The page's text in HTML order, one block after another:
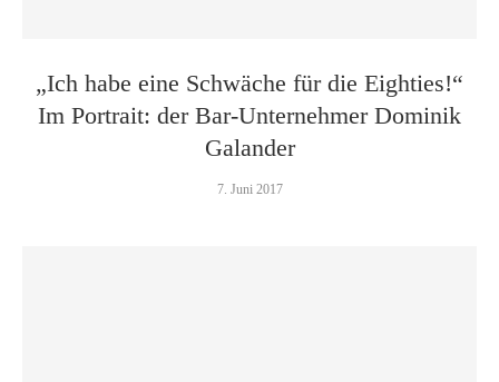
„Ich habe eine Schwäche für die Eighties!“
Im Portrait: der Bar-Unternehmer Dominik
Galander
7. Juni 2017